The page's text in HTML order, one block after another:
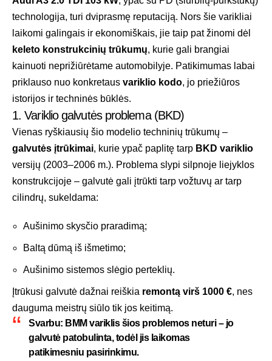
technologija, turi dviprasmę reputaciją. Nors šie varikliai
laikomi galingais ir ekonomiškais, jie taip pat žinomi dėl
keleto konstrukcinių trūkumų, kurie gali brangiai
kainuoti neprižiūrėtame automobilyje. Patikimumas labai
priklauso nuo konkretaus variklio kodo, jo priežiūros
istorijos ir techninės būklės.
1. Variklio galvutės problema (BKD)
Vienas ryškiausių šio modelio techninių trūkumų –
galvutės įtrūkimai, kurie ypač paplitę tarp BKD variklio
versijų (2003–2006 m.). Problema slypi silpnoje liejyklos
konstrukcijoje – galvutė gali įtrūkti tarp vožtuvų ar tarp
cilindrų, sukeldama:
Aušinimo skysčio praradimą;
Baltą dūmą iš išmetimo;
Aušinimo sistemos slėgio perteklių.
Įtrūkusi galvutė dažnai reiškia remontą virš 1000 €, nes
dauguma meistrų siūlo tik jos keitimą.
Svarbu: BMM variklisšios problemos neturi – jo
galvutė patobulinta, todėl jis laikomas
patikimesniu pasirinkimu.